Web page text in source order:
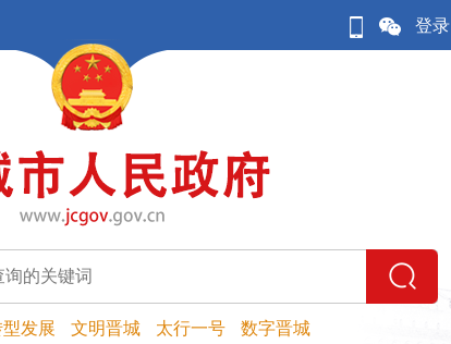
登录
发展 文明晋城 太行一号 数字晋城